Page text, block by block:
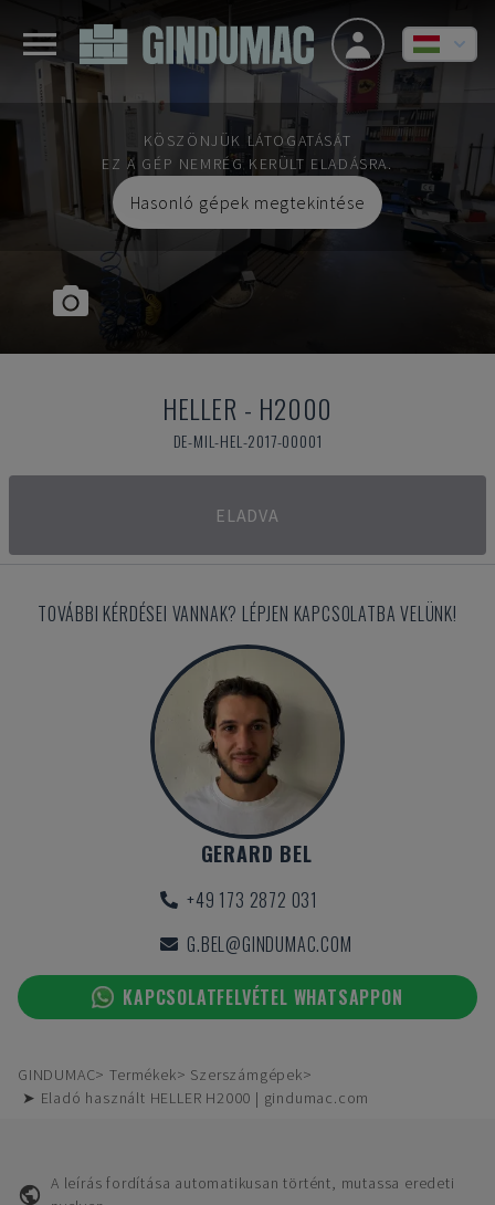
KÖSZÖNJÜK LÁTOGATÁSÁT
EZ A GÉP NEMRÉG KERÜLT ELADÁSRA.
Hasonló gépek megtekintése
HELLER - H2000
DE-MIL-HEL-2017-00001
ELADVA
TOVÁBBI KÉRDÉSEI VANNAK? LÉPJEN KAPCSOLATBA VELÜNK!
GERARD BEL
+49 173 2872 031
G.BEL@GINDUMAC.COM
KAPCSOLATFELVÉTEL WHATSAPPON
GINDUMAC Termékek
Szerszámgépek
➤ Eladó használt HELLER H2000 | gindumac.com
A leírás fordítása automatikusan történt, mutassa eredeti